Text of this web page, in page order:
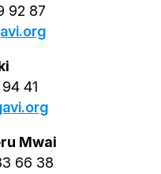
92 87
41
Mwai
66 38